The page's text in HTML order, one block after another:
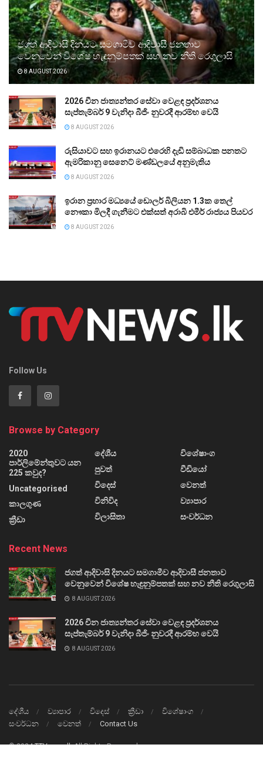
ජගත් ආදිවාසි දිනයට සමගාමීව ආදිවාසී ජනතාව
වෙනුවෙන් විශේෂ හැඳුනුම්පතක් සහ නව නීති රෙගුලාසි
8 AUGUST 2026
2026 චීන ජාත්‍යන්තර සේවා වෙළඳ ප්‍රදර්ශනය
සැප්තැම්බර් 9 වැනිදා බීජිං නුවරදී ආරම්භ වෙයි
8 AUGUST 2026
රුසියාවට සහ ඉරානයට එරෙහි දැඩි සම්බාධක පනතට
ඇමරිකානු සෙනෙට් මණ්ඩලයේ අනුමැතිය
8 AUGUST 2026
ඉරාන ප්‍රහාර මධ්‍යයේ ඩොලර් බිලියන 1.3ක තෙල්
නෞකා මිලදී ගැනීමට එක්සත් අරාබි එමීර් රාජ්‍යය පියවර
8 AUGUST 2026
Follow Us
Browse by Category
2020
පාර්ලිමේන්තුවට යන
225 කවුද?
Uncategorised
කාලගුණ
ක්‍රීඩා
දේශීය
පුවත්
විදෙස්
විනිවිද
විලාසිතා
විශේෂාංග
වීඩියෝ
වෙනත්
ව්‍යාපාර
සංවර්ධන
Recent News
ජගත් ආදිවාසි දිනයට සමගාමීව ආදිවාසී ජනතාව
වෙනුවෙන් විශේෂ හැඳුනුම්පතක් සහ නව නීති රෙගුලාසි
8 AUGUST 2026
2026 චීන ජාත්‍යන්තර සේවා වෙළඳ ප්‍රදර්ශනය
සැප්තැම්බර් 9 වැනිදා බීජිං නුවරදී ආරම්භ වෙයි
8 AUGUST 2026
දේශීය ව්‍යාපාර විදෙස් ක්‍රීඩා
විශේෂාංග
සංවර්ධන
වෙනත් Contact Us
© 2024TTVnews.lkAll Rights Reserved